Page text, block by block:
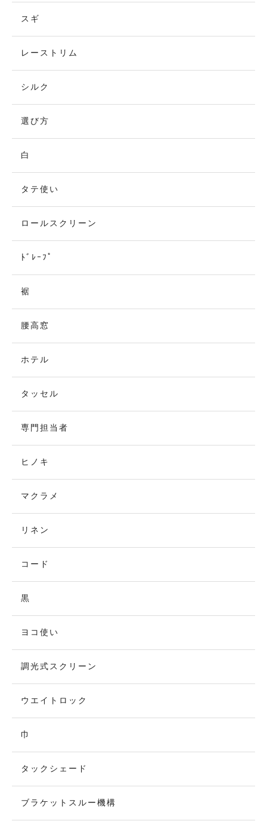
スギ
レーストリム
シルク
選び方
白
タテ使い
ロールスクリーン
ﾄﾞﾚｰﾌﾟ
裾
腰高窓
ホテル
タッセル
専門担当者
ヒノキ
マクラメ
リネン
コード
黒
ヨコ使い
調光式スクリーン
ウエイトロック
巾
タックシェード
ブラケットスルー機構